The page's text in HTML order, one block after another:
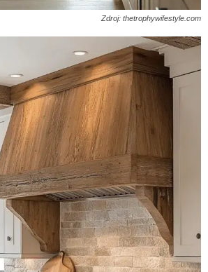
Zdroj: thetrophywifestyle.com